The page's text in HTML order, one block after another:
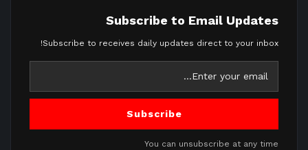
Subscribe to Email Updates
Subscribe to receives daily updates direct to your inbox!
Subscribe
You can unsubscribe at any time